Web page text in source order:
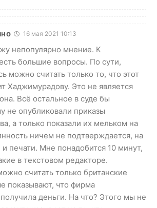
16 мая 2021 10:13
непопулярно мнение. К
большие вопросы. По сути,
можно считать только то, что этот
Хаджимурадову. Это не является
Всё остальное в суде бы
не опубликовали приказы
а только показали их мельком на
ничем не подтверждается, на
печати. Мне понадобится 10 минут,
в текстовом редакторе.
считать только британские
показывают, что фирма
деньги. На что? Этого мы не